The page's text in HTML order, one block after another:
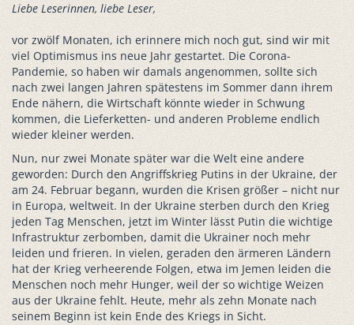
Liebe Leserinnen, liebe Leser,
vor zwölf Monaten, ich erinnere mich noch gut, sind wir mit
viel Optimismus ins neue Jahr gestartet. Die Corona-
Pandemie, so haben wir damals angenommen, sollte sich
nach zwei langen Jahren spätestens im Sommer dann ihrem
Ende nähern, die Wirtschaft könnte wieder in Schwung
kommen, die Lieferketten- und anderen Probleme endlich
wieder kleiner werden.
Nun, nur zwei Monate später war die Welt eine andere
geworden: Durch den Angriffskrieg Putins in der Ukraine, der
am 24. Februar begann, wurden die Krisen größer – nicht nur
in Europa, weltweit. In der Ukraine sterben durch den Krieg
jeden Tag Menschen, jetzt im Winter lässt Putin die wichtige
Infrastruktur zerbomben, damit die Ukrainer noch mehr
leiden und frieren. In vielen, geraden den ärmeren Ländern
hat der Krieg verheerende Folgen, etwa im Jemen leiden die
Menschen noch mehr Hunger, weil der so wichtige Weizen
aus der Ukraine fehlt. Heute, mehr als zehn Monate nach
seinem Beginn ist kein Ende des Kriegs in Sicht.